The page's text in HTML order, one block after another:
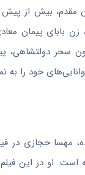
مقدم، بیش از
بابای پیمان
سحر دولتشاهی،
خود را
مهسا حجازی در
است. او در این